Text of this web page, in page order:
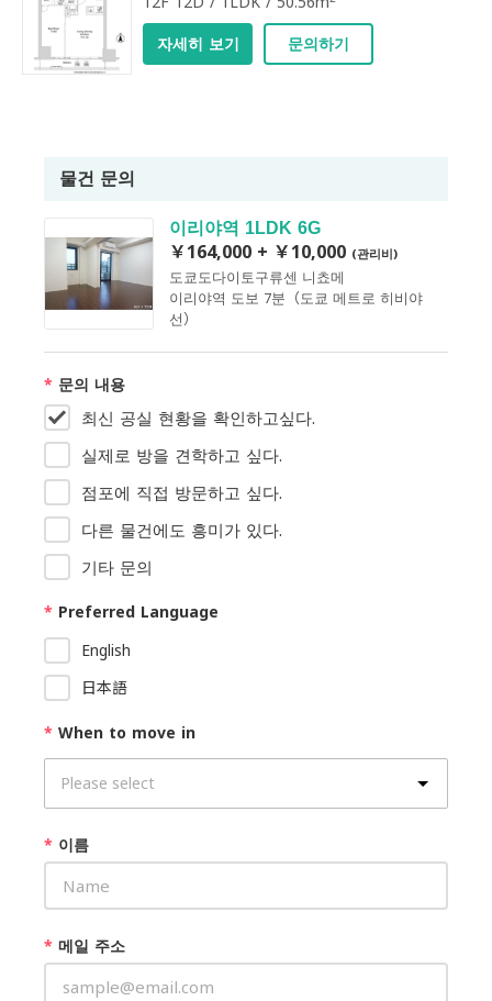
자세히 보기 문의하기
물건 문의
이리야역 1LDK 6G
￥164,000 + ￥10,000 (관리비)
도쿄도다이토구류센 니쵸메
이리야역 도보 7분（도쿄 메트로 히비야
선）
* 문의 내용
최신 공실 현황을 확인하고싶다.
실제로 방을 견학하고 싶다.
점포에 직접 방문하고 싶다.
다른 물건에도 흥미가 있다.
기타 문의
* Preferred Language
English
日本語
* When to move in
* 이름
* 메일 주소